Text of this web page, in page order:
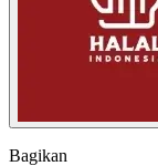
Bagikan